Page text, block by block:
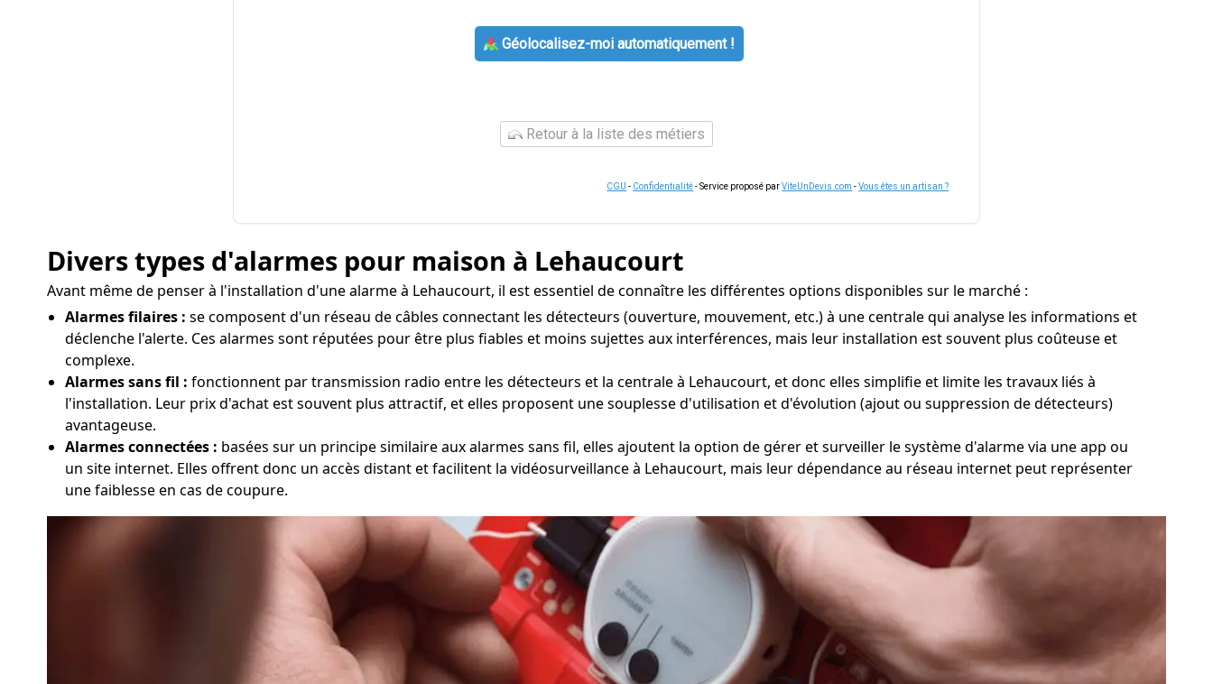
Géolocalisez-moi automatiquement !
Retour à la liste des métiers
CGU - Confidentialité- Service proposé parViteUnDevis.com -Vous êtes un artisan ?
Divers types d'alarmes pour maison à Lehaucourt
Avant même de penser à l'installation d'une alarme à Lehaucourt, il est essentiel de connaître les différentes options disponibles sur le marché :
Alarmes filaires : se composent d'un réseau de câbles connectant les détecteurs (ouverture, mouvement, etc.) à une centrale qui analyse les informations et
déclenche l'alerte. Ces alarmes sont réputées pour être plus fiables et moins sujettes aux interférences, mais leur installation est souvent plus coûteuse et
complexe.
Alarmes sans fil : fonctionnent par transmission radio entre les détecteurs et la centrale à Lehaucourt, et donc elles simplifie et limite les travaux liés à
l'installation. Leur prix d'achat est souvent plus attractif, et elles proposent une souplesse d'utilisation et d'évolution (ajout ou suppression de détecteurs)
avantageuse.
Alarmes connectées : basées sur un principe similaire aux alarmes sans fil, elles ajoutent la option de gérer et surveiller le système d'alarme via une app ou
un site internet. Elles offrent donc un accès distant et facilitent la vidéosurveillance à Lehaucourt, mais leur dépendance au réseau internet peut représenter
une faiblesse en cas de coupure.